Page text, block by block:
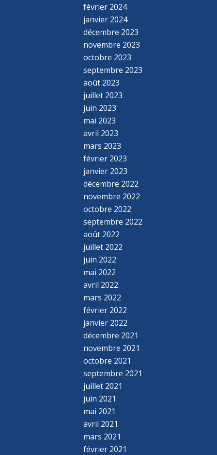
février 2024
janvier 2024
décembre 2023
novembre 2023
octobre 2023
septembre 2023
août 2023
juillet 2023
juin 2023
mai 2023
avril 2023
mars 2023
février 2023
janvier 2023
décembre 2022
novembre 2022
octobre 2022
septembre 2022
août 2022
juillet 2022
juin 2022
mai 2022
avril 2022
mars 2022
février 2022
janvier 2022
décembre 2021
novembre 2021
octobre 2021
septembre 2021
juillet 2021
juin 2021
mai 2021
avril 2021
mars 2021
février 2021